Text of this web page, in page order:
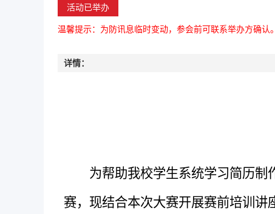
活动已举办
温馨提示：为防讯息临时变动，参会前可联系举办方确认。
详情：
为帮助我校学生系统学习简历制
赛，现结合本次大赛开展赛前培训讲